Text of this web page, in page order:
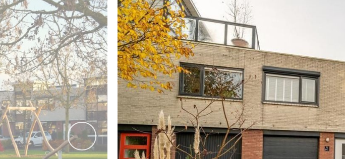
Daarnaast is er ook designradiator voor de handdoeken en een toilet aanwezig.
TUIN
Geniet de hele dag door van de zon in deze tuin op het zuiden. Deze goed onderhouden
vlonder die zich uitstrekt langs de waterkant. Met een handige berging voor al je
De tuin is slim ontworpen voor eenvoudig onderhoud, maar er is ook voldoende groen
prachtige buitenruimte en minimale inspanning om hem mooi te houden
GARAGE
De garage is voorzien van een elektrische deuropening, een handige werkbank, een
garage om één auto te parkeren. Bovendien kan de garage indien gewenst dienen als
vorige